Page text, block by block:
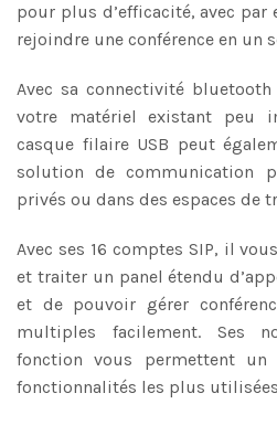
pour plus d’efficacité, avec
rejoindre une conférence en un
Avec sa connectivité
votre matériel existant peu
casque filaire USB peut
solution de communication
privés ou dans des espaces de
Avec ses 16 comptes SIP, il
et traiter un panel étendu
et de pouvoir gérer
multiples facilement. Ses
fonction vous permettent un
fonctionnalités les plus